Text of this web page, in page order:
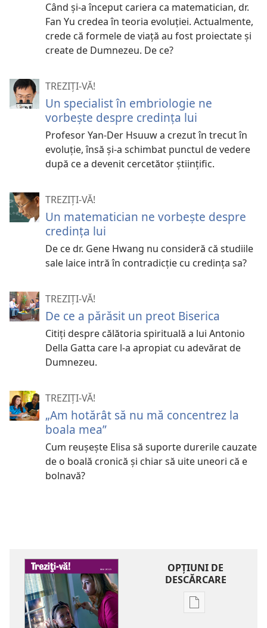
Când și-a început cariera ca matematician, dr.
Fan Yu credea în teoria evoluției. Actualmente,
crede că formele de viață au fost proiectate și
create de Dumnezeu. De ce?
TREZIȚI-VĂ!
Un specialist în embriologie ne
vorbește despre credința lui
Profesor Yan-Der Hsuuw a crezut în trecut în
evoluție, însă și-a schimbat punctul de vedere
după ce a devenit cercetător științific.
TREZIȚI-VĂ!
Un matematician ne vorbeşte despre
credinţa lui
De ce dr. Gene Hwang nu consideră că studiile
sale laice intră în contradicţie cu credinţa sa?
TREZIȚI-VĂ!
De ce a părăsit un preot Biserica
Citiţi despre călătoria spirituală a lui Antonio
Della Gatta care l-a apropiat cu adevărat de
Dumnezeu.
TREZIȚI-VĂ!
„Am hotărât să nu mă concentrez la
boala mea”
Cum reuşeşte Elisa să suporte durerile cauzate
de o boală cronică şi chiar să uite uneori că e
bolnavă?
OPŢIUNI DE
DESCĂRCARE
Opțiuni